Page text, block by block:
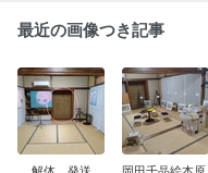
最近の画像つき記事